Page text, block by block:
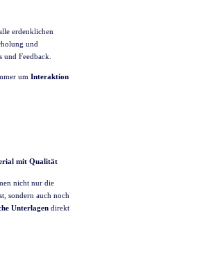
erdenklichen
und
und Feedback.
um Interaktion
mit Qualität
nicht nur die
sondern auch noch
Unterlagen direkt